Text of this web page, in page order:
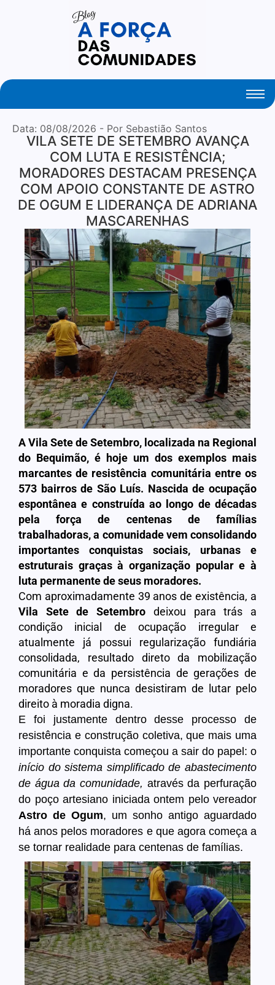
Created By Royal Addons
Data: 08/08/2026 - Por Sebastião Santos
VILA SETE DE SETEMBRO AVANÇA
COM LUTA E RESISTÊNCIA;
MORADORES DESTACAM PRESENÇA
COM APOIO CONSTANTE DE ASTRO
DE OGUM E LIDERANÇA DE ADRIANA
MASCARENHAS
A Vila Sete de Setembro, localizada na Regional
do Bequimão, é hoje um dos exemplos mais
marcantes de resistência comunitária entre os
573 bairros de São Luís. Nascida de ocupação
espontânea e construída ao longo de décadas
pela força de centenas de famílias
trabalhadoras, a comunidade vem consolidando
importantes conquistas sociais, urbanas e
estruturais graças à organização popular e à
luta permanente de seus moradores.
Com aproximadamente 39 anos de existência, a
Vila Sete de Setembro deixou para trás a
condição inicial de ocupação irregular e
atualmente já possui regularização fundiária
consolidada, resultado direto da mobilização
comunitária e da persistência de gerações de
moradores que nunca desistiram de lutar pelo
direito à moradia digna.
E foi justamente dentro desse processo de
resistência e construção coletiva, que mais uma
importante conquista começou a sair do papel: o
início do sistema simplificado de abastecimento
de água da comunidade, através da perfuração
do poço artesiano iniciada ontem pelo vereador
Astro de Ogum, um sonho antigo aguardado
há anos pelos moradores e que agora começa a
se tornar realidade para centenas de famílias.